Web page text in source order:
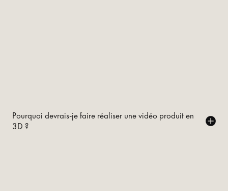
Pourquoi devrais-je faire réaliser une vidéo produit en
3D ?